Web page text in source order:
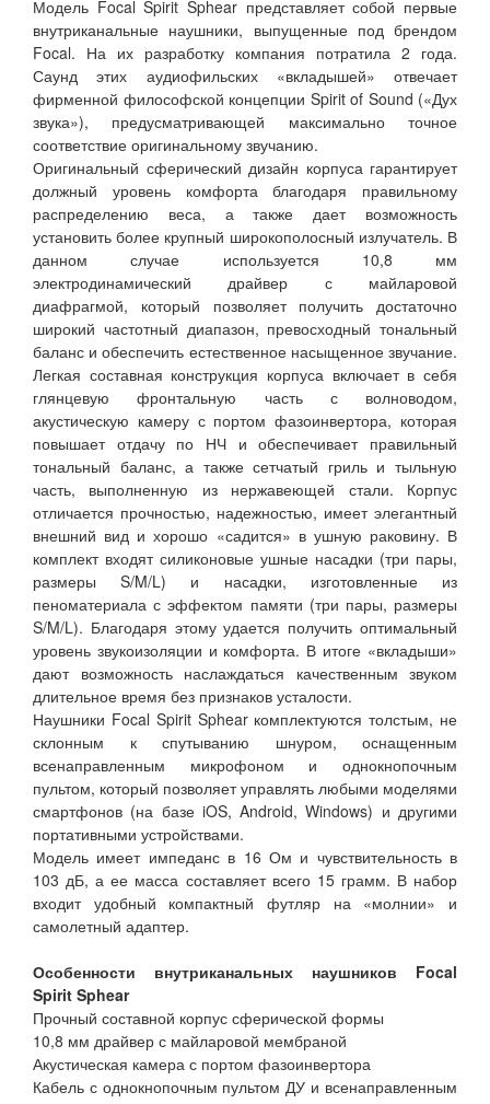
Модель Focal Spirit Sphear представляет собой первые
внутриканальные наушники, выпущенные под брендом
Focal. На их разработку компания потратила 2 года.
Саунд этих аудиофильских «вкладышей» отвечает
фирменной философской концепции Spirit of Sound («Дух
звука»), предусматривающей максимально точное
соответствие оригинальному звучанию.
Оригинальный сферический дизайн корпуса гарантирует
должный уровень комфорта благодаря правильному
распределению веса, а также дает возможность
установить более крупный широкополосный излучатель. В
данном случае используется 10,8 мм
электродинамический драйвер с майларовой
диафрагмой, который позволяет получить достаточно
широкий частотный диапазон, превосходный тональный
баланс и обеспечить естественное насыщенное звучание.
Легкая составная конструкция корпуса включает в себя
глянцевую фронтальную часть с волноводом,
акустическую камеру с портом фазоинвертора, которая
повышает отдачу по НЧ и обеспечивает правильный
тональный баланс, а также сетчатый гриль и тыльную
часть, выполненную из нержавеющей стали. Корпус
отличается прочностью, надежностью, имеет элегантный
внешний вид и хорошо «садится» в ушную раковину. В
комплект входят силиконовые ушные насадки (три пары,
размеры S/M/L) и насадки, изготовленные из
пеноматериала с эффектом памяти (три пары, размеры
S/M/L). Благодаря этому удается получить оптимальный
уровень звукоизоляции и комфорта. В итоге «вкладыши»
дают возможность наслаждаться качественным звуком
длительное время без признаков усталости.
Наушники Focal Spirit Sphear комплектуются толстым, не
склонным к спутыванию шнуром, оснащенным
всенаправленным микрофоном и однокнопочным
пультом, который позволяет управлять любыми моделями
смартфонов (на базе iOS, Android, Windows) и другими
портативными устройствами.
Модель имеет импеданс в 16 Ом и чувствительность в
103 дБ, а ее масса составляет всего 15 грамм. В набор
входит удобный компактный футляр на «молнии» и
самолетный адаптер.
Особенности внутриканальных наушников Focal
Spirit Sphear
Прочный составной корпус сферической формы
10,8 мм драйвер с майларовой мембраной
Акустическая камера с портом фазоинвертора
Кабель с однокнопочным пультом ДУ и всенаправленным